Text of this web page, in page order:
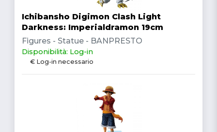
Ichibansho Digimon Clash Light
Darkness: Imperialdramon 19cm
Figures - Statue - BANPRESTO
Disponibilità: Log-in
€ Log-in necessario